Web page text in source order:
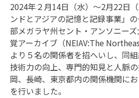
2024年２月14日（水）～2月22日
ンドとアジアの記憶と記録事業」
部メガラヤ州セント・アンソニー
覚アーカイブ（NEIAV:The
より５名の関係者を招へいし、同
技術力の向上、専門的知見と人脈
岡、長崎、東京都内の関係機関に
を行いました。